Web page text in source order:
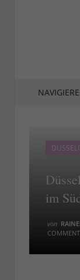
im
von